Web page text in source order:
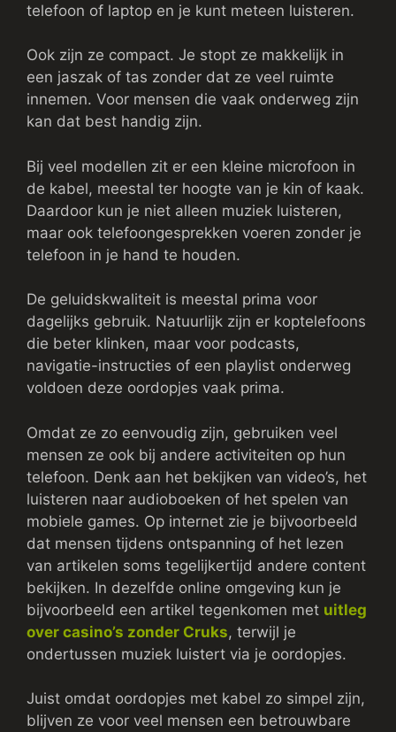
telefoon of laptop en je kunt meteen luisteren.
Ook zijn ze compact. Je stopt ze makkelijk in
een jaszak of tas zonder dat ze veel ruimte
innemen. Voor mensen die vaak onderweg zijn
kan dat best handig zijn.
Bij veel modellen zit er een kleine microfoon in
de kabel, meestal ter hoogte van je kin of kaak.
Daardoor kun je niet alleen muziek luisteren,
maar ook telefoongesprekken voeren zonder je
telefoon in je hand te houden.
De geluidskwaliteit is meestal prima voor
dagelijks gebruik. Natuurlijk zijn er koptelefoons
die beter klinken, maar voor podcasts,
navigatie-instructies of een playlist onderweg
voldoen deze oordopjes vaak prima.
Omdat ze zo eenvoudig zijn, gebruiken veel
mensen ze ook bij andere activiteiten op hun
telefoon. Denk aan het bekijken van video’s, het
luisteren naar audioboeken of het spelen van
mobiele games. Op internet zie je bijvoorbeeld
dat mensen tijdens ontspanning of het lezen
van artikelen soms tegelijkertijd andere content
bekijken. In dezelfde online omgeving kun je
bijvoorbeeld een artikel tegenkomen met uitleg
over casino’s zonder Cruks, terwijl je
ondertussen muziek luistert via je oordopjes.
Juist omdat oordopjes met kabel zo simpel zijn,
blijven ze voor veel mensen een betrouwbare